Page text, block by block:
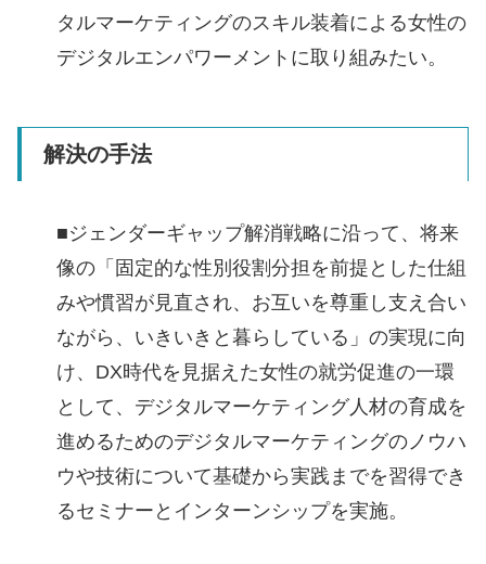
タルマーケティングのスキル装着による女性の
デジタルエンパワーメントに取り組みたい。
解決の手法
■ジェンダーギャップ解消戦略に沿って、将来
像の「固定的な性別役割分担を前提とした仕組
みや慣習が見直され、お互いを尊重し支え合い
ながら、いきいきと暮らしている」の実現に向
け、DX時代を見据えた女性の就労促進の一環
として、デジタルマーケティング人材の育成を
進めるためのデジタルマーケティングのノウハ
ウや技術について基礎から実践までを習得でき
るセミナーとインターンシップを実施。